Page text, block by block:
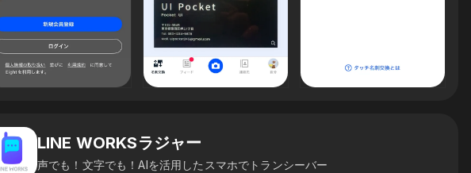
LINE WORKSラジャー
声でも！文字でも！AIを活用したスマホでトランシーバー